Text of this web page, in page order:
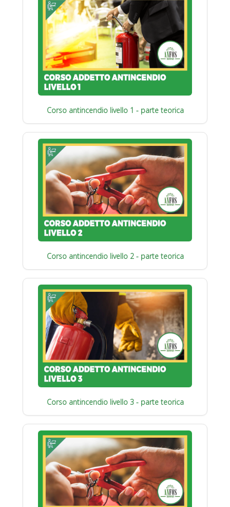
Corso antincendio livello 1 - parte teorica
Corso antincendio livello 2 - parte teorica
Corso antincendio livello 3 - parte teorica